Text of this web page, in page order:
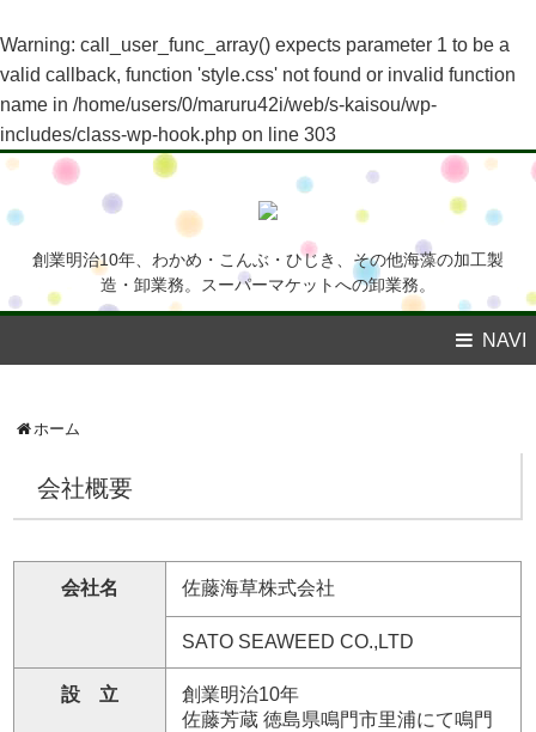
Warning: call_user_func_array() expects parameter 1 to be a
valid callback, function 'style.css' not found or invalid function
name in /home/users/0/maruru42i/web/s-kaisou/wp-
includes/class-wp-hook.php on line 303
創業明治10年、わかめ・こんぶ・ひじき、その他海藻の加工製
造・卸業務。スーパーマケットへの卸業務。
NAVI
ホーム
会社概要
会社名 佐藤海草株式会社
SATO SEAWEED CO.,LTD
設 立
創業明治10年
佐藤芳蔵 徳島県鳴門市里浦にて鳴門